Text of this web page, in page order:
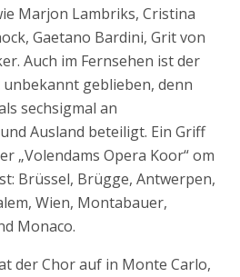
Marjon Lambriks, Cristina
Gaetano Bardini, Grit von
Auch im Fernsehen ist der
geblieben, denn
sechsigmal an
Ausland beteiligt. Ein Griff
„Volendams Opera Koor“ om
Brüssel, Brügge, Antwerpen,
Wien, Montabauer,
Monaco.
der Chor auf in Monte Carlo,